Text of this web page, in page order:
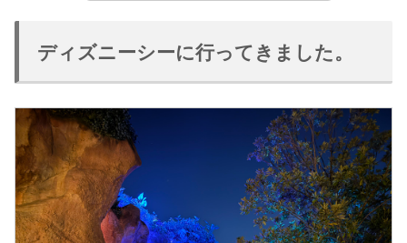
ディズニーシーに行ってきました。